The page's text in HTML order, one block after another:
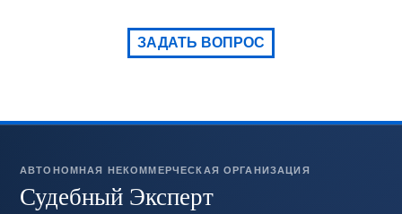
ЗАДАТЬ ВОПРОС
АВТОНОМНАЯ НЕКОММЕРЧЕСКАЯ ОРГАНИЗАЦИЯ
Судебный Эксперт